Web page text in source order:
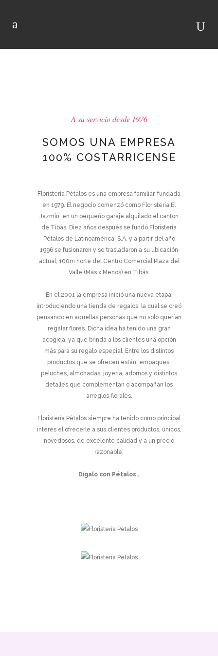
A su servicio desde 1976
SOMOS UNA EMPRESA
100% COSTARRICENSE
Floristería Pétalos es una empresa familiar, fundada
en 1979. El negocio comenzó como Floristería El
Jazmín, en un pequeño garaje alquilado el cantón
de Tibás. Diez años después se fundó Floristería
Pétalos de Latinoamérica, S.A. y a partir del año
1996 se fusionaron y se trasladaron a su ubicación
actual, 100m norte del Centro Comercial Plaza del
Valle (Mas x Menos) en Tibás.
En el 2001 la empresa inició una nueva etapa,
introduciendo una tienda de regalos; la cual se creó
pensando en aquellas personas que no solo querían
regalar flores. Dicha idea ha tenido una gran
acogida, ya que brinda a los clientes una opción
más para su regalo especial. Entre los distintos
productos que se ofrecen están: empaques,
peluches, almohadas, joyería, adornos y distintos
detalles que complementan o acompañan los
arreglos florales.
Floristería Pétalos siempre ha tenido como principal
interés el ofrecerle a sus clientes productos, únicos,
novedosos, de excelente calidad y a un precio
razonable.
Dígalo con Pétalos…